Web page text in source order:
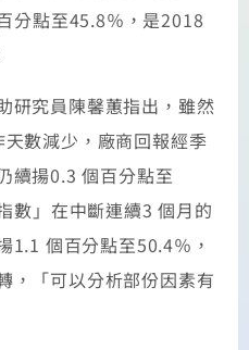
分點至45.8％，是2018
究員陳馨蕙指出，雖然
數減少，廠商回報經季
續揚0.3 個百分點至
數」在中斷連續3 個月的
1.1 個百分點至50.4％，
，「可以分析部份因素有